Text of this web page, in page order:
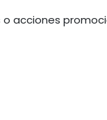
acciones